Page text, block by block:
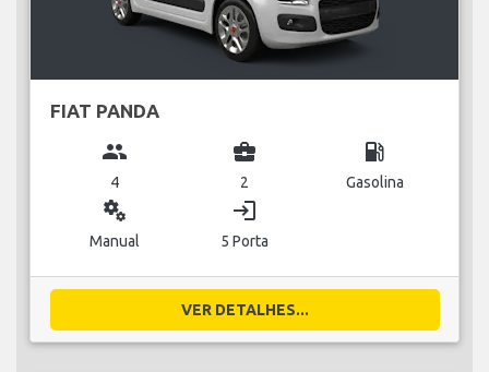
FIAT PANDA
group
4
business_center
2
local_gas_station
Gasolina
miscellaneous_services
Manual
login
5 Porta
VER DETALHES...